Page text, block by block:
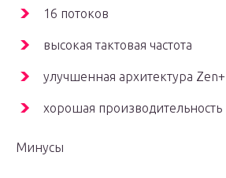
16 потоков
высокая тактовая частота
улучшенная архитектура Zen+
хорошая производительность
Минусы